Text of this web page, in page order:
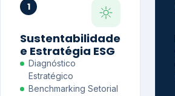
1
Sustentabilidade
e Estratégia ESG
Diagnóstico
Estratégico
Benchmarking Setorial